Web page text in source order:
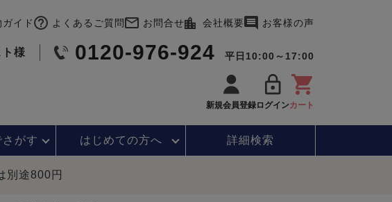
イド よくあるご質問 お問合せ 会社概要 お客様の声
様 0120-976-924 平日10:00～17:00
新規会員登録ログインカート
さがす はじめての方へ 詳細検索
別途800円